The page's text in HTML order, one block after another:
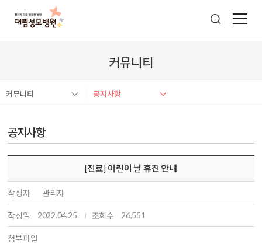
커뮤니티
커뮤니티 공지사항
공지사항
[진료] 어린이 날 휴진 안내
작성자 관리자
작성일 2022.04.25. 조회수 26,551
첨부파일